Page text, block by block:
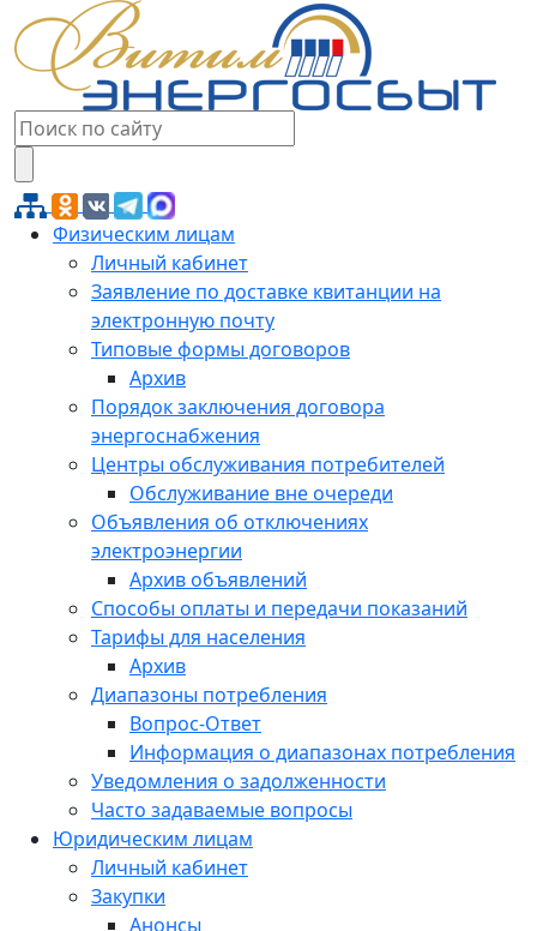
Физическим лицам
Личный кабинет
Заявление по доставке квитанции на
электронную почту
Типовые формы договоров
Архив
Порядок заключения договора
энергоснабжения
Центры обслуживания потребителей
Обслуживание вне очереди
Объявления об отключениях
электроэнергии
Архив объявлений
Способы оплаты и передачи показаний
Тарифы для населения
Архив
Диапазоны потребления
Вопрос-Ответ
Информация о диапазонах потребления
Уведомления о задолженности
Часто задаваемые вопросы
Юридическим лицам
Личный кабинет
Закупки
Анонсы